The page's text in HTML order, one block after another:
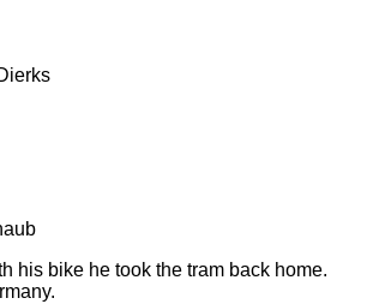
his bike he took the tram back home.